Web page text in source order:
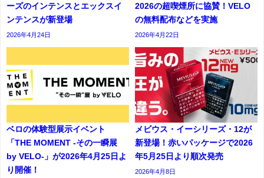
ーズのインテンスとエックスイ
ンテンスが新登場
2026年4月24日
2026の超喫煙所に協賛！VELO
の無料配布などを実施
2026年4月22日
ベロの体験型展示イベント
「THE MOMENT -その一瞬展
by VELO-」が2026年4月25日よ
り開催！
メビウス・イーシリーズ・12が
新登場！赤いパッケージで2026
年5月25日より順次発売
2026年4月8日